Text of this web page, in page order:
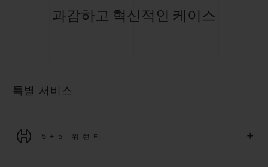
과감하고 혁신적인 케이스
특별 서비스
5+5 워런티 +